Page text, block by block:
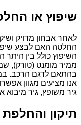
שיפוץ או
לאחר אבחון מדויק
החלטה האם לבצע
השיפוץ כולל בין היתר
ממיר מומנט (טורק),
בהתאם לדגם הרכב.
אנו מציעים מגוון
גיר משופץ, גיר מיבוא
תיקון והחלפת